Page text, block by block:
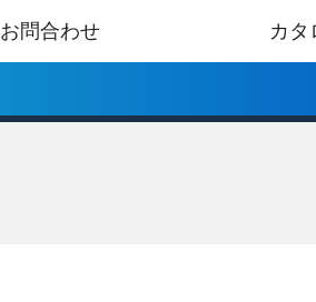
お問合わせ カタ